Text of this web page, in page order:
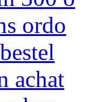
ordo
achat